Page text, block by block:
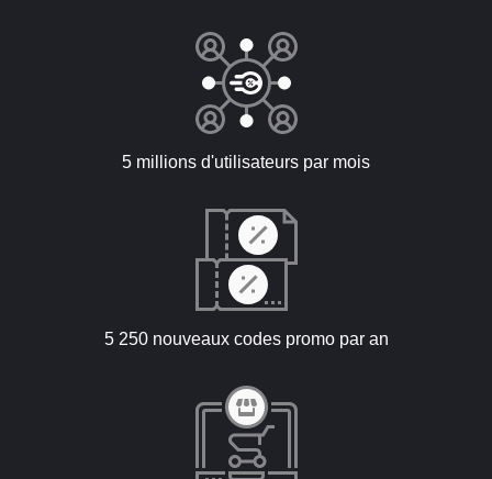
5 millions d'utilisateurs par mois
5 250 nouveaux codes promo par an